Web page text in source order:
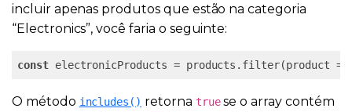
incluir apenas produtos que estão na categoria
“Electronics”, você faria o seguinte:
const electronicProducts = products.filter(product =>
O método includes() retorna truese o array contém